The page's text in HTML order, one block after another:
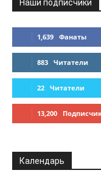
Наши подписчики
1,639 Фанаты
883 Читатели
22 Читатели
13,200
Календарь